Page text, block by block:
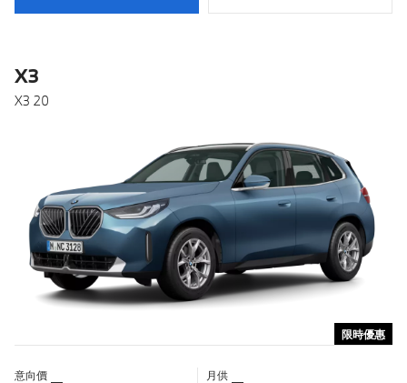
X3
X3 20
限時優惠
意向價 月供